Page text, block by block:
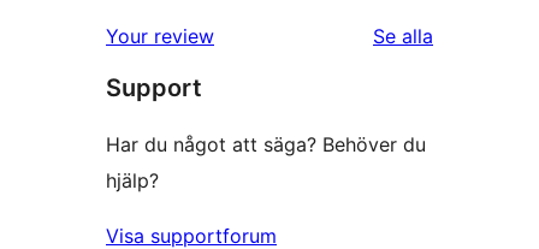
Your review Se alla
Support
Har du något att säga? Behöver du
hjälp?
Visa supportforum